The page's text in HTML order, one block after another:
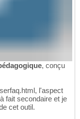
, conçu
l'aspect
fait secondaire et je
cet outil.